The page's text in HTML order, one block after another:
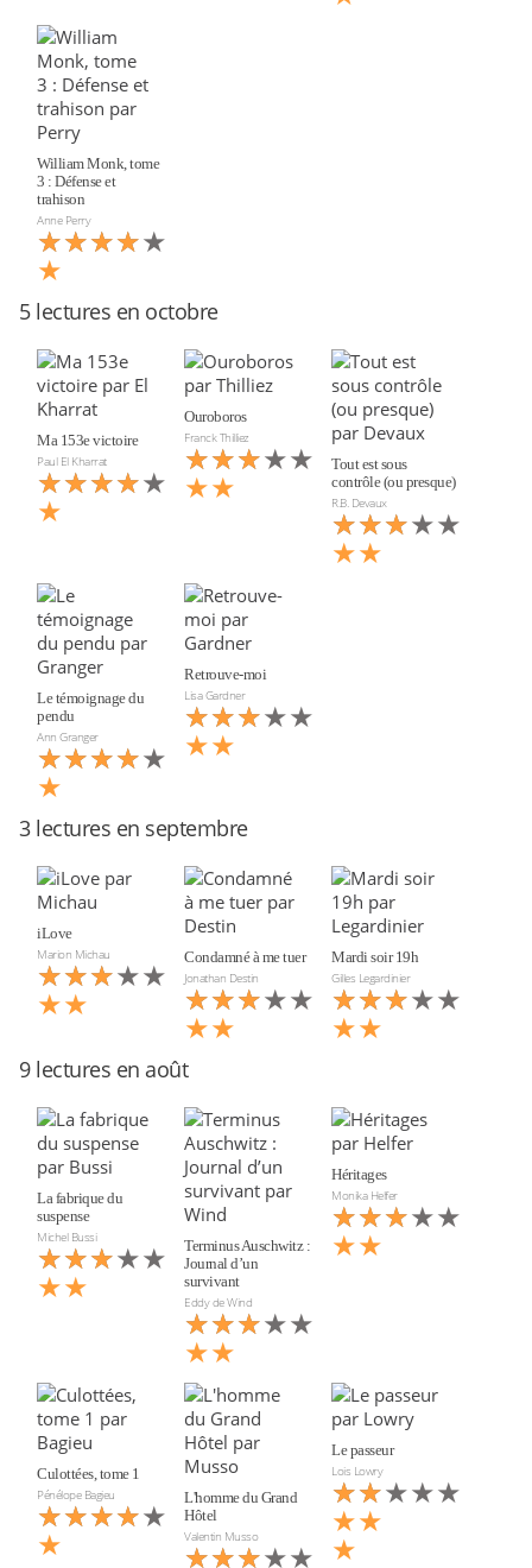
William Monk, tome
3 : Défense et
trahison
Anne Perry
★★★★★
★★★★
★
5 lectures en octobre
Ma 153e victoire
Paul El Kharrat
★★★★★
★★★★
★
Ouroboros
Franck Thilliez
★★★★★
★★★
★★
Tout est sous
contrôle (ou presque)
R.B. Devaux
★★★★★
★★★
★★
Le témoignage du
pendu
Ann Granger
★★★★★
★★★★
★
Retrouve-moi
Lisa Gardner
★★★★★
★★★
★★
3 lectures en septembre
iLove
Marion Michau
★★★★★
★★★
★★
Condamné à me tuer
Jonathan Destin
★★★★★
★★★
★★
Mardi soir 19h
Gilles Legardinier
★★★★★
★★★
★★
9 lectures en août
La fabrique du
suspense
Michel Bussi
★★★★★
★★★
★★
Terminus Auschwitz :
Journal d’un
survivant
Eddy de Wind
★★★★★
★★★
★★
Héritages
Monika Helfer
★★★★★
★★★
★★
Culottées, tome 1
Pénélope Bagieu
★★★★★
★★★★
★
L'homme du Grand
Hôtel
Valentin Musso
★★★★★
★★★
Le passeur
Lois Lowry
★★★★★
★★
★★
★